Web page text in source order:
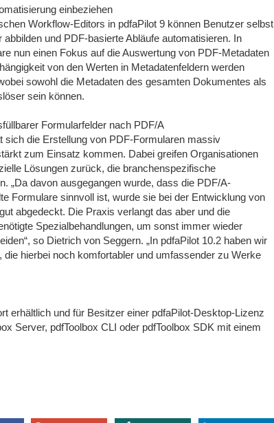
einbeziehen
Workflow-Editors in pdfaPilot 9 können Benutzer selbst
und PDF-basierte Abläufe automatisieren. In
nun einen Fokus auf die Auswertung von PDF-Metadaten
von den Werten in Metadatenfeldern werden
sowohl die Metadaten des gesamten Dokumentes als
sein können.
Formularfelder nach PDF/A
sich die Erstellung von PDF-Formularen massiv
zum Einsatz kommen. Dabei greifen Organisationen
Lösungen zurück, die branchenspezifische
„Da davon ausgegangen wurde, dass die PDF/A-
Formulare sinnvoll ist, wurde sie bei der Entwicklung von
abgedeckt. Die Praxis verlangt das aber und die
Spezialbehandlungen, um sonst immer wieder
so Dietrich von Seggern. „In pdfaPilot 10.2 haben wir
die hierbei noch komfortabler und umfassender zu Werke
erhältlich und für Besitzer einer pdfaPilot-Desktop-Lizenz
Server, pdfToolbox CLI oder pdfToolbox SDK mit einem